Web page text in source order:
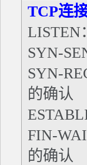
TCP连
LISTEN
SYN-
SYN-
的确认
FIN-
的确认